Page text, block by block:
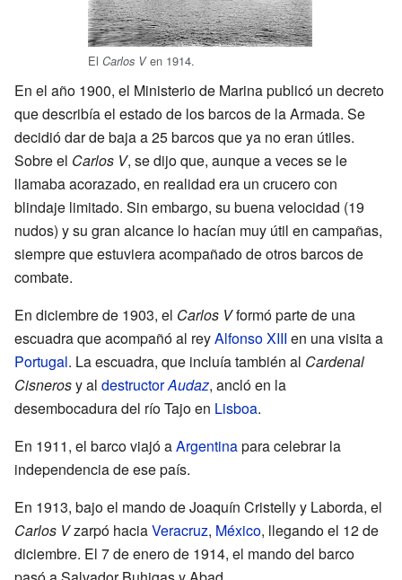
El Carlos Ven 1914.
En el año 1900, el Ministerio de Marina publicó un decreto
que describía el estado de los barcos de la Armada. Se
decidió dar de baja a 25 barcos que ya no eran útiles.
Sobre el Carlos V, se dijo que, aunque a veces se le
llamaba acorazado, en realidad era un crucero con
blindaje limitado. Sin embargo, su buena velocidad (19
nudos) y su gran alcance lo hacían muy útil en campañas,
siempre que estuviera acompañado de otros barcos de
combate.
En diciembre de 1903, el Carlos Vformó parte de una
escuadra que acompañó al reyAlfonso XIII en una visita a
Portugal. La escuadra, que incluía también al Cardenal
Cisnerosy al destructorAudaz, ancló en la
desembocadura del río Tajo en Lisboa.
En 1911, el barco viajó aArgentinapara celebrar la
independencia de ese país.
En 1913, bajo el mando de Joaquín Cristelly y Laborda, el
Carlos Vzarpó haciaVeracruz, México, llegando el 12 de
diciembre. El 7 de enero de 1914, el mando del barco